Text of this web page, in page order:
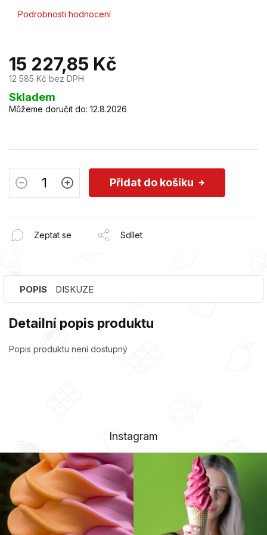
Průměrné
0,0
z
5
hvězdiček.
Podrobnosti hodnocení
15 227,85 Kč
12 585 Kč bez DPH
Měrná
cena:
Skladem
Můžeme doručit do: 12.8.2026
Přidat do košíku
Zeptat se Sdílet
POPIS DISKUZE
Detailní popis produktu
Popis produktu není dostupný
Instagram